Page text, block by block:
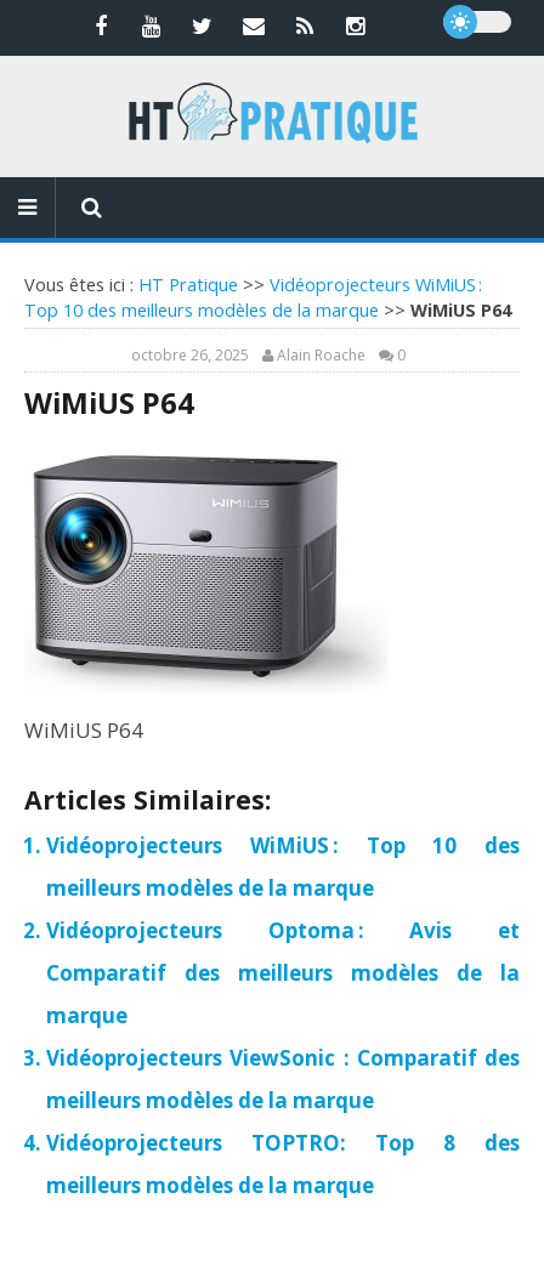
Vous êtes ici : HT Pratique >> Vidéoprojecteurs WiMiUS :
Top 10 des meilleurs modèles de la marque >> WiMiUS P64
octobre 26, 2025 Alain Roache 0
WiMiUS P64
WiMiUS P64
Articles Similaires:
Vidéoprojecteurs WiMiUS : Top 10 des
meilleurs modèles de la marque
Vidéoprojecteurs Optoma : Avis et
Comparatif des meilleurs modèles de la
marque
Vidéoprojecteurs ViewSonic : Comparatif des
meilleurs modèles de la marque
Vidéoprojecteurs TOPTRO: Top 8 des
meilleurs modèles de la marque